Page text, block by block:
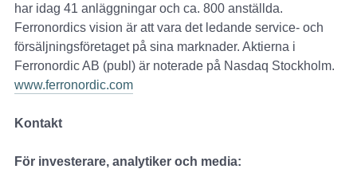
har idag 41 anläggningar och ca. 800 anställda.
Ferronordics vision är att vara det ledande service- och
försäljningsföretaget på sina marknader. Aktierna i
Ferronordic AB (publ) är noterade på Nasdaq Stockholm.
www.ferronordic.com
Kontakt
För investerare, analytiker och media: